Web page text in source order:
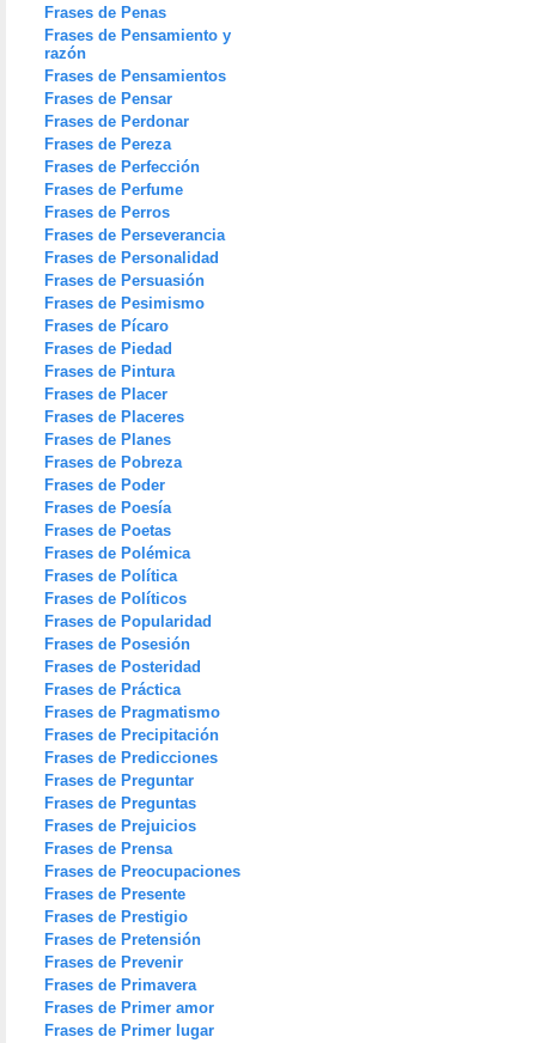
Frases de Penas
Frases de Pensamiento y
razón
Frases de Pensamientos
Frases de Pensar
Frases de Perdonar
Frases de Pereza
Frases de Perfección
Frases de Perfume
Frases de Perros
Frases de Perseverancia
Frases de Personalidad
Frases de Persuasión
Frases de Pesimismo
Frases de Pícaro
Frases de Piedad
Frases de Pintura
Frases de Placer
Frases de Placeres
Frases de Planes
Frases de Pobreza
Frases de Poder
Frases de Poesía
Frases de Poetas
Frases de Polémica
Frases de Política
Frases de Políticos
Frases de Popularidad
Frases de Posesión
Frases de Posteridad
Frases de Práctica
Frases de Pragmatismo
Frases de Precipitación
Frases de Predicciones
Frases de Preguntar
Frases de Preguntas
Frases de Prejuicios
Frases de Prensa
Frases de Preocupaciones
Frases de Presente
Frases de Prestigio
Frases de Pretensión
Frases de Prevenir
Frases de Primavera
Frases de Primer amor
Frases de Primer lugar